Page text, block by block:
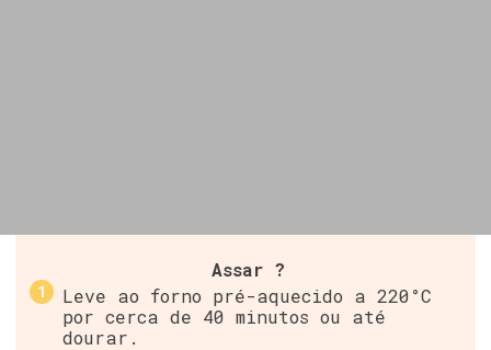
Assar ?
Leve ao forno pré-aquecido a 220°C
por cerca de 40 minutos ou até
dourar.